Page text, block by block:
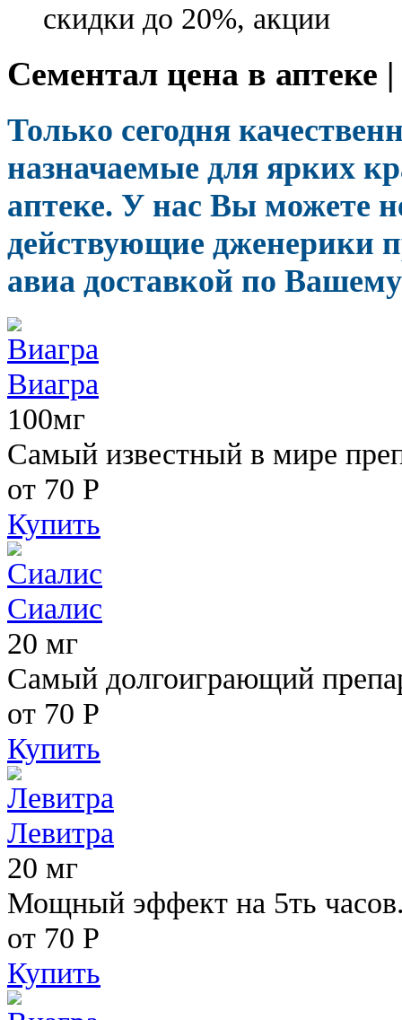
скидки до 20%, акции
Сементал цена в аптеке
Только сегодня
назначаемые для ярких
аптеке. У нас Вы можете
действующие дженерики
авиа доставкой по Вашему
Виагра
100мг
Самый известный в мире
от 70 Р
Купить
Сиалис
20 мг
Самый долгоиграющий
от 70 Р
Купить
Левитра
20 мг
Мощный эффект на 5ть
от 70 Р
Купить